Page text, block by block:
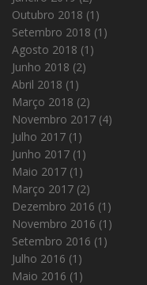
Outubro 2018 (1)
Setembro 2018 (1)
Agosto 2018 (1)
Junho 2018 (2)
Abril 2018 (1)
Março 2018 (2)
Novembro 2017 (4)
Julho 2017 (1)
Junho 2017 (1)
Maio 2017 (1)
Março 2017 (2)
Dezembro 2016 (1)
Novembro 2016 (1)
Setembro 2016 (1)
Julho 2016 (1)
Maio 2016 (1)